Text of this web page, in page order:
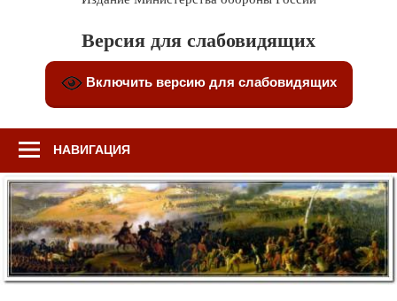
Версия для слабовидящих
Включить версию для слабовидящих
НАВИГАЦИЯ